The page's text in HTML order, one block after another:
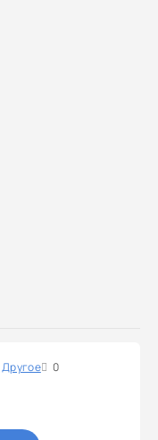
Другое 0